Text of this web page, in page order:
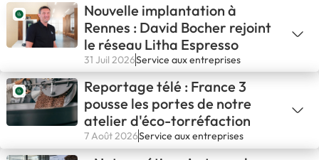
Nouvelle implantation à
Rennes : David Bocher rejoint
le réseau Litha Espresso
31 Juil 2026Service aux entreprises
Reportage télé : France 3
pousse les portes de notre
atelier d'éco-torréfaction
7 Août 2026Service aux entreprises